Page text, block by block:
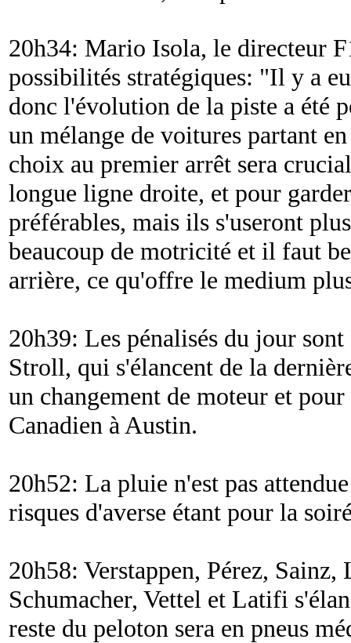
20h34: Mario Isola, le directeur
possibilités stratégiques: "Il y a
donc l'évolution de la piste a été
un mélange de voitures partant
choix au premier arrêt sera
longue ligne droite, et pour
préférables, mais ils s'useront
beaucoup de motricité et il faut
arrière, ce qu'offre le medium
20h39: Les pénalisés du jour
Stroll, qui s'élancent de la
un changement de moteur et
Canadien à Austin.
20h52: La pluie n'est pas
risques d'averse étant pour la
20h58: Verstappen, Pérez, Sainz,
Schumacher, Vettel et Latifi
reste du peloton sera en pneus